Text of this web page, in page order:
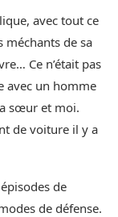
avec tout ce
méchants de sa
Ce n’était pas
avec un homme
sœur et moi.
de voiture il y a
de
de défense.